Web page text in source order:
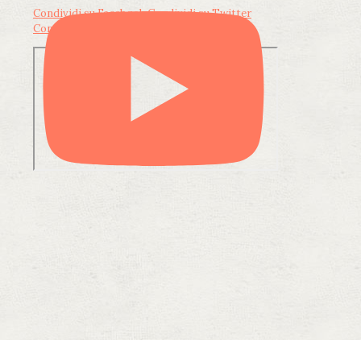
Condividi su FacebookCondividi su Twitter
Condividi su LinkedIn